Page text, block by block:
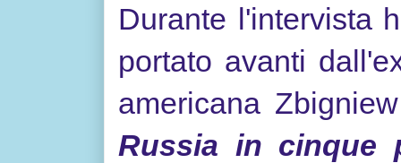
Durante l'intervista
portato avanti
americana
Russia in cinque